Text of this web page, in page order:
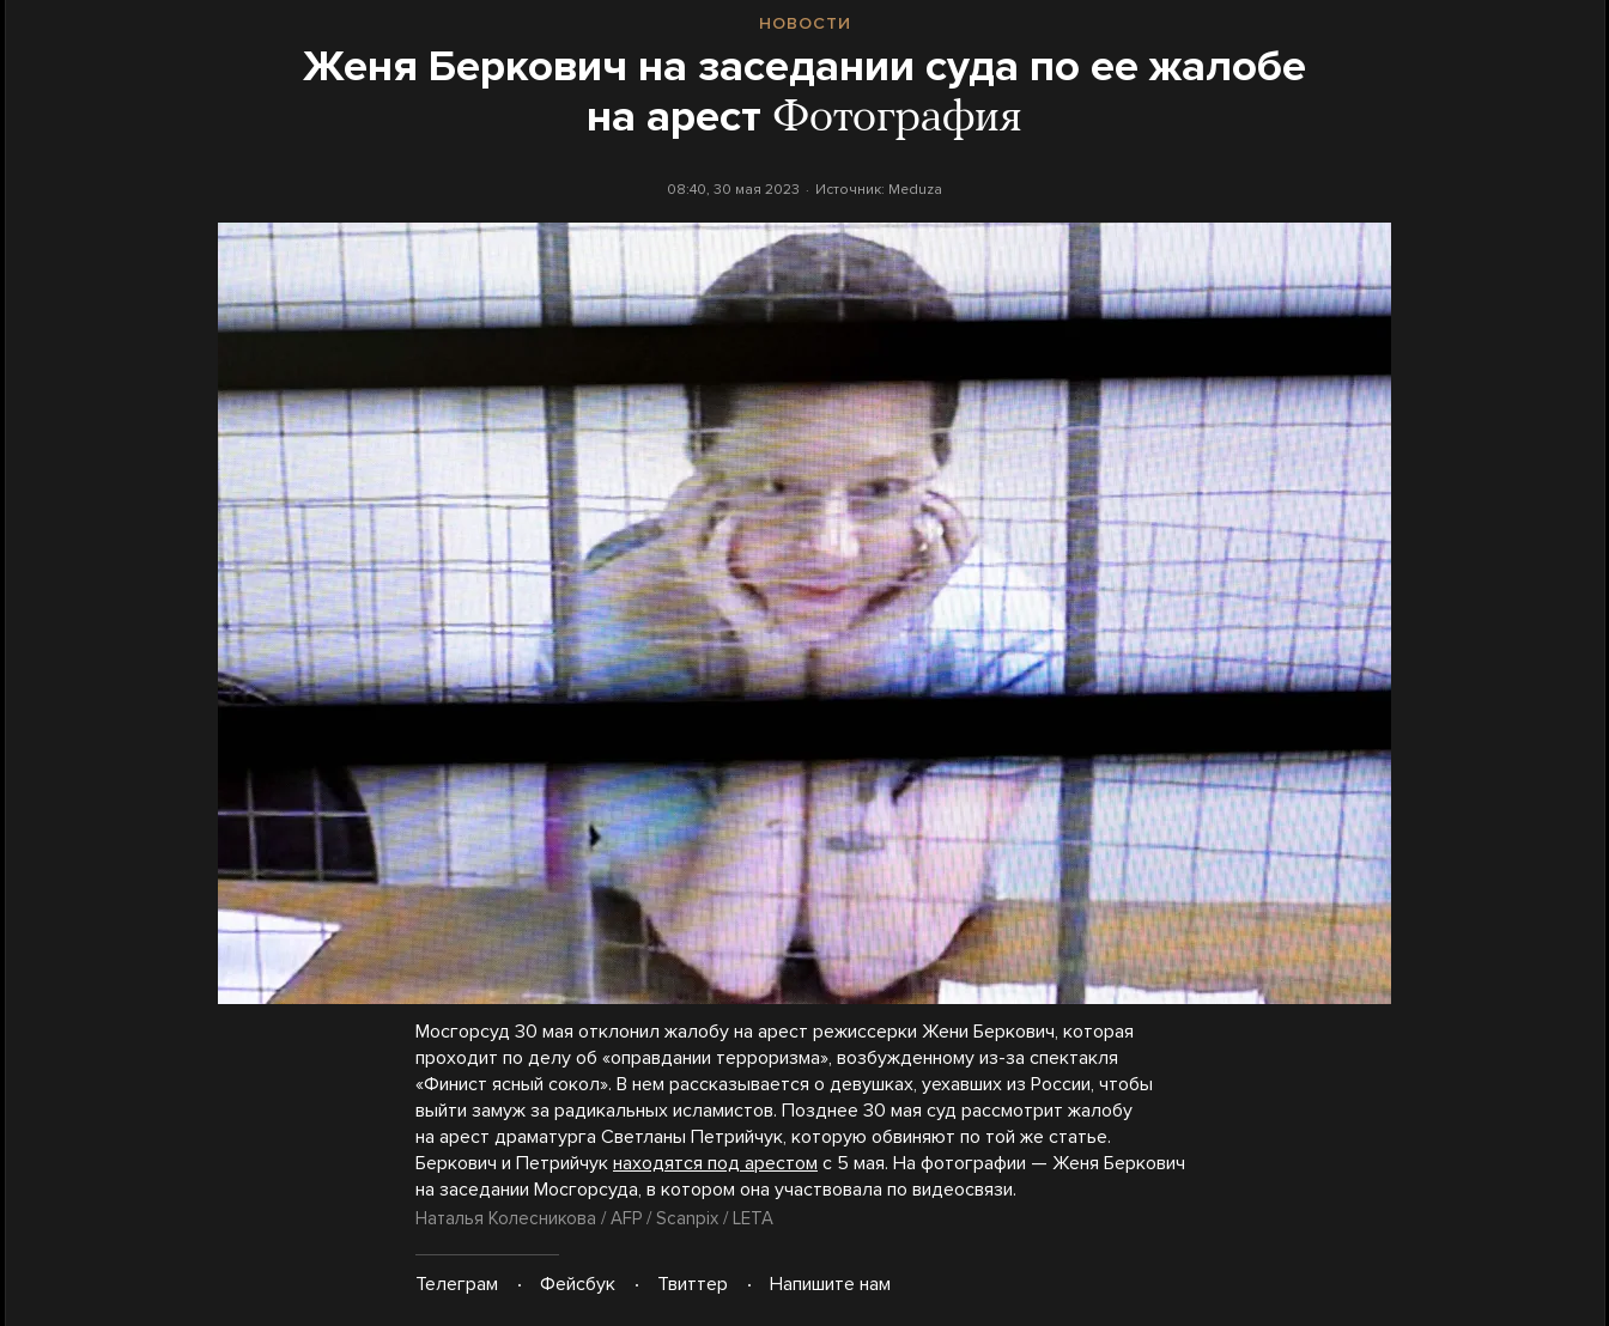
НОВОСТИ
Женя Беркович на заседании суда по ее жалобе
на арест Фотография
08:40, 30 мая 2023 Источник: Meduza
Мосгорсуд 30 мая отклонил жалобу на арест режиссерки Жени Беркович, которая
проходит по делу об «оправдании терроризма», возбужденному из-за спектакля
«Финист ясный сокол». В нем рассказывается о девушках, уехавших из России, чтобы
выйти замуж за радикальных исламистов. Позднее 30 мая суд рассмотрит жалобу
на арест драматурга Светланы Петрийчук, которую обвиняют по той же статье.
Беркович и Петрийчук находятся под арестом с 5 мая. На фотографии — Женя Беркович
на заседании Мосгорсуда, в котором она участвовала по видеосвязи.
Наталья Колесникова / AFP / Scanpix / LETA
Телеграм Фейсбук Твиттер Напишите нам